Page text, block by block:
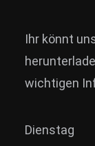
Media
ZUM
ONLINE
Ihr könnt
wichtigen
Dienstag